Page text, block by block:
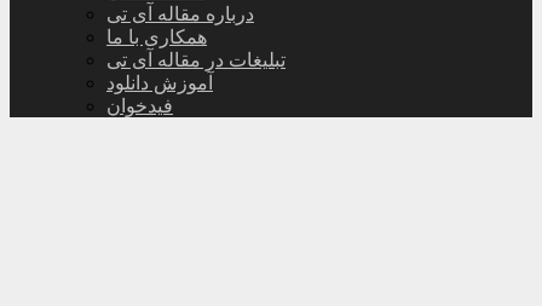
درباره مقاله آی تی
همکاری با ما
تبلیغات در مقاله آی تی
آموزش دانلود
فیدخوان